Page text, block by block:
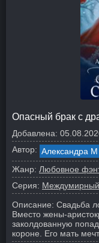
Опасный брак с
Добавлена:
Автор: Александра М
Жанр: Любовное
Серия:
Описание: Свадьба
Вместо жены-
заколдованную
короне. Его мать